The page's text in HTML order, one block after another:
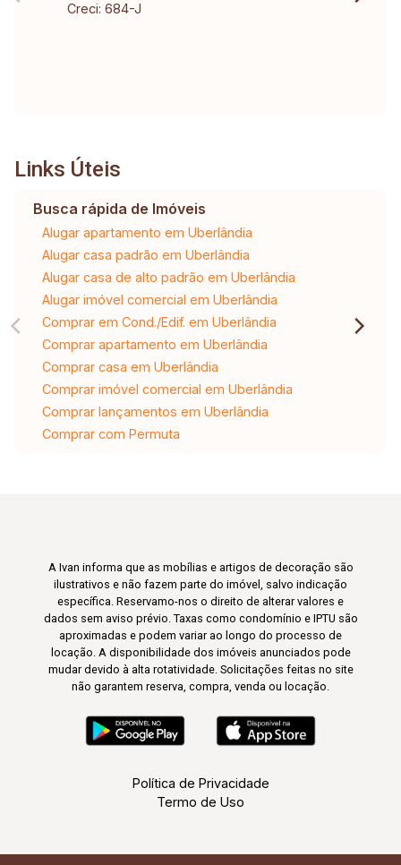
Creci: 684-J
Links Úteis
Busca rápida de Imóveis
Alugar apartamento em Uberlândia
Alugar casa padrão em Uberlândia
Alugar casa de alto padrão em Uberlândia
Alugar imóvel comercial em Uberlândia
Comprar em Cond./Edif. em Uberlândia
Comprar apartamento em Uberlândia
Comprar casa em Uberlândia
Comprar imóvel comercial em Uberlândia
Comprar lançamentos em Uberlândia
Comprar com Permuta
A Ivan informa que as mobílias e artigos de decoração são
ilustrativos e não fazem parte do imóvel, salvo indicação
específica. Reservamo-nos o direito de alterar valores e
dados sem aviso prévio. Taxas como condomínio e IPTU são
aproximadas e podem variar ao longo do processo de
locação. A disponibilidade dos imóveis anunciados pode
mudar devido à alta rotatividade. Solicitações feitas no site
não garantem reserva, compra, venda ou locação.
Política de Privacidade
Termo de Uso